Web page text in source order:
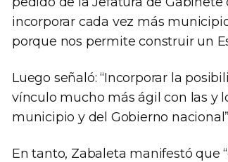
incorporar cada vez más
porque nos permite construir un
Luego señaló: “Incorporar la
vínculo mucho más ágil con las y
municipio y del Gobierno
En tanto, Zabaleta manifestó que